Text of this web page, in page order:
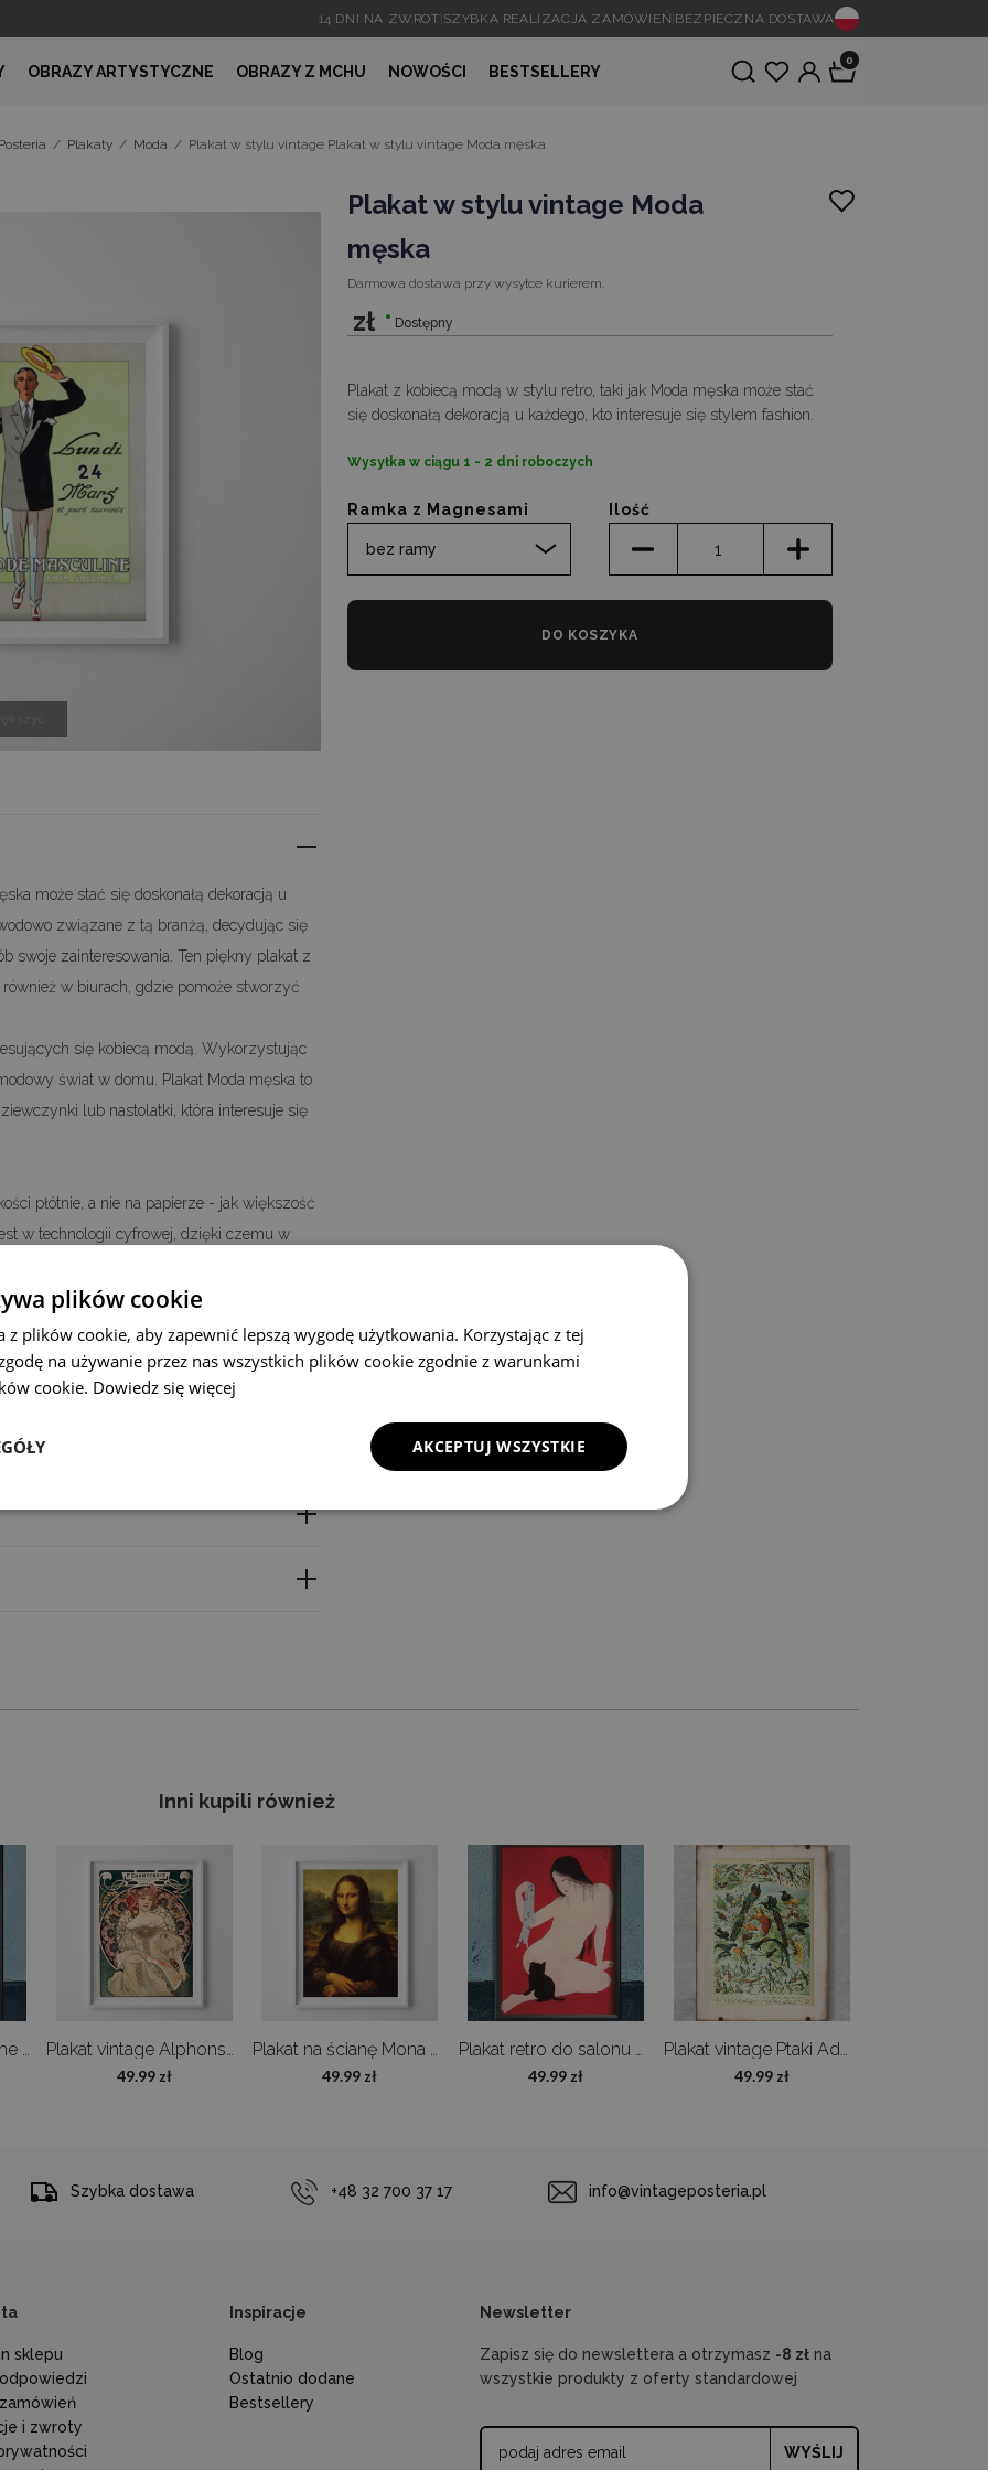
14 DNI NA ZWROT SZYBKA REALIZACJA ZAMÓWIEŃ BEZPIECZNA DOSTAWA
OBRAZY ARTYSTYCZNE OBRAZY Z MCHU NOWOŚCI BESTSELLERY
0
/ Plakaty / Moda / Plakat w stylu vintage Plakat w stylu vintage Moda męska
Plakat w stylu vintage Moda
męska
Darmowa dostawa przy wysyłce kurierem.
zł Dostępny
Plakat z kobiecą modą w stylu retro, taki jak Moda męska może stać
się doskonałą dekoracją u każdego, kto interesuje się stylem fashion.
Wysyłka w ciągu 1 - 2 dni roboczych
Ramka z Magnesami
bez ramy
Ilość
DO KOSZYKA
może stać się doskonałą dekoracją u
związane z tą branżą, decydując się
swoje zainteresowania. Ten piękny plakat z
w biurach, gdzie pomoże stworzyć
się kobiecą modą. Wykorzystując
świat w domu. Plakat Moda męska to
lub nastolatki, która interesuje się
płótnie, a nie na papierze - jak większość
w technologii cyfrowej, dzięki czemu w
oryginalnego motywu. Cały proces
czemu możemy zagwarantować Państwu
vintage.
- 21x29,7cm, A3 - 29,7x42cm, A2 -
inny, niestandardowy rozmiar plakatu
Inni kupili również
49.99 zł 49.99 zł 49.99 zł 49.99 zł
Szybka dostawa +48 32 700 37 17 info@vintageposteria.pl
sklepu
i zwroty
Inspiracje
Blog
Ostatnio dodane
Bestsellery
Newsletter
Zapisz się do newslettera a otrzymasz -8 złna
wszystkie produkty z oferty standardowej
WYŚLIJ
plików cookie
z plików cookie, aby zapewnić lepszą wygodę użytkowania. Korzystając z tej
na używanie przez nas wszystkich plików cookie zgodnie z warunkami
cookie. Dowiedz się więcej
AKCEPTUJ WSZYSTKIE